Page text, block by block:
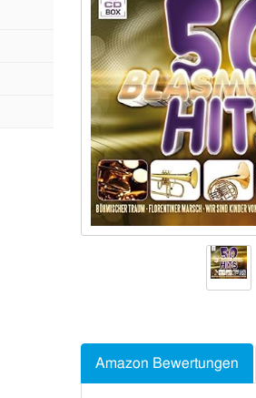
Amazon Bewertungen